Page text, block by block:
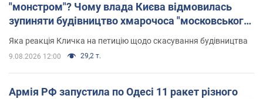
"монстром"? Чому влада Києва відмовилась
зупиняти будівництво хмарочоса "московського
вірянина"
Яка реакція Кличка на петицію щодо скасування будівництва
9.08.2026 12:00 29,2 т.
Армія РФ запустила по Одесі 11 ракет різного